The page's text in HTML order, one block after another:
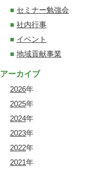
セミナー勉強会
社内行事
イベント
地域貢献事業
アーカイブ
2026年
2025年
2024年
2023年
2022年
2021年